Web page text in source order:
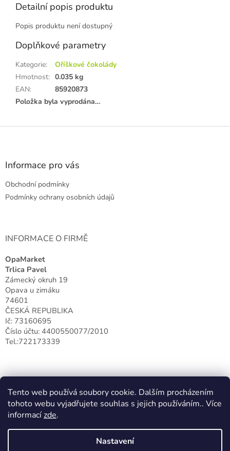
Tento web používá soubory cookie. Dalším procházením
tohoto webu vyjadřujete souhlas s jejich používáním.. Více
informacízde.
Nastavení
Detailní popis produktu
Popis produktu není dostupný
Doplňkové parametry
Kategorie:
Oříškové čokolády
Hmotnost: 0.035 kg
EAN:
85920873
Položka byla vyprodána…
Z
Informace pro vás
Obchodní podmínky
Podmínky ochrany osobních údajů
INFORMACE O FIRMĚ
OpaMarket
Trlica Pavel
Zámecký okruh 19
Opava u zimáku
74601
ČESKÁ REPUBLIKA
Ič: 73160695
Číslo účtu: 4400550077/2010
Tel.:722173339
Vytvořil Shoptet